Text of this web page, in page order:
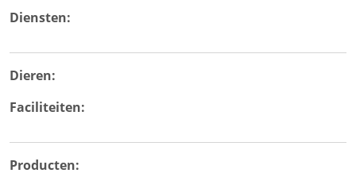
Diensten:
Dieren:
Faciliteiten:
Producten: